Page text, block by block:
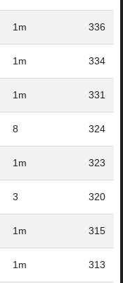
1m 336
1m 334
1m 331
8 324
1m 323
3 320
1m 315
1m 313